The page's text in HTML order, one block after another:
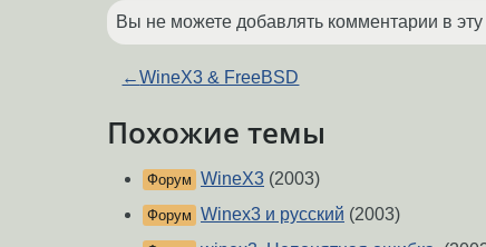
Вы не можете добавлять комментарии в
←WineX3 & FreeBSD
Похожие темы
Форум WineX3 (2003)
Форум Winex3 и русский (2003)